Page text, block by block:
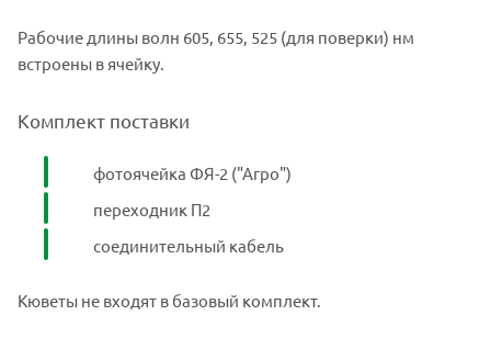
Рабочие длины волн 605, 655, 525 (для поверки) нм
встроены в ячейку.
Комплект поставки
фотоячейка ФЯ-2 ("Агро")
переходник П2
соединительный кабель
Кюветы не входят в базовый комплект.